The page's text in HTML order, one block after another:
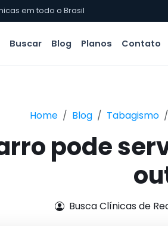
em todo o Brasil
Buscar Blog Planos Contato
Home Blog Tabagismo
pode
Busca Clínicas de